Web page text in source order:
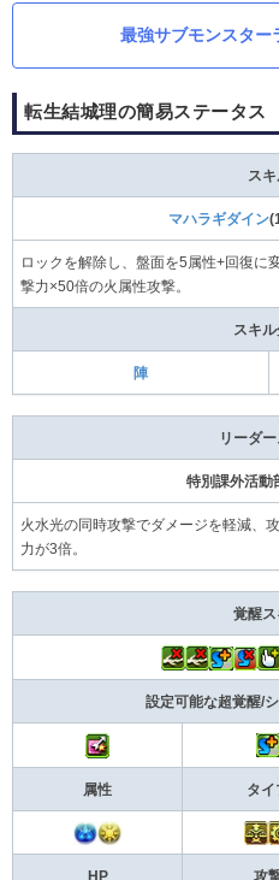
最強サブモンスター
転生結城理の簡易ステータス
ス
マハラギダイン
ロックを解除し、盤面を5属性+回復に
撃力×50倍の火属性攻撃。
スキ
陣
リーダ
特別課外活動
火水光の同時攻撃でダメージを軽減、
力が3倍。
覚醒ス
設定可能な超覚醒/
属性 タイ
HP 攻